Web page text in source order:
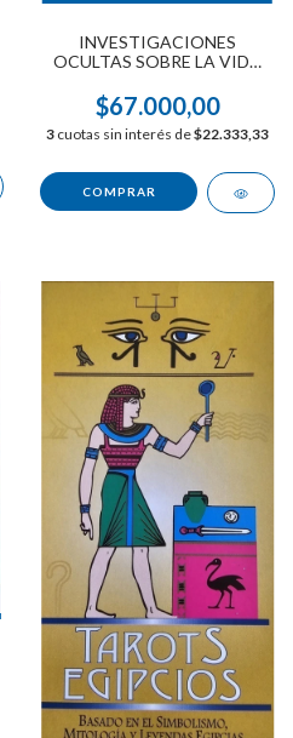
INVESTIGACIONES
OCULTAS SOBRE LA VIDA
NUEVO NACIMIENTO
(CARTONÉ)
$67.000,00
3 cuotas sin interés de$22.333,33